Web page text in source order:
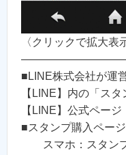
〈クリックで拡大表
■LINE株式会社が運
【LINE】内の「ス
【LINE】公式ペー
■スタンプ購入ペー
スマホ：スタン